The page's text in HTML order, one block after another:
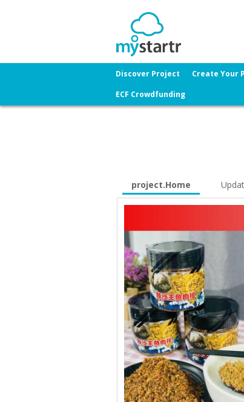
Discover Project Create Your
ECF Crowdfunding
project.Home